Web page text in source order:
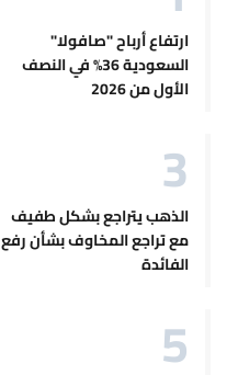
ارتفاع أرباح "صافولا"
السعودية 36% في النصف
الأول من 2026
الذهب يتراجع بشكل طفيف
مع تراجع المخاوف بشأن رفع
الفائدة